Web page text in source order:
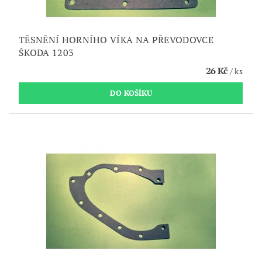
TĚSNĚNÍ HORNÍHO VÍKA NA PŘEVODOVCE
ŠKODA 1203
26 Kč/ ks